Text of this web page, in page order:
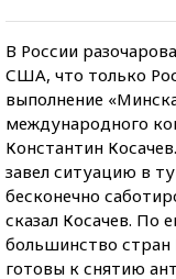
В России
США, что только
выполнение
международного
Константин
завел ситуацию в
бесконечно
сказал Косачев. По
большинство
готовы к снятию